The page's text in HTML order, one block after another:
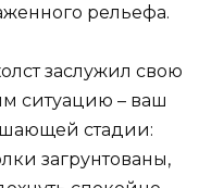
рельефа.
заслужил свою
ситуацию – ваш
стадии:
загрунтованы,